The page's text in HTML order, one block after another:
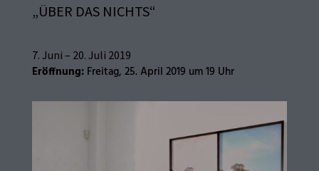
„ÜBER DAS NICHTS“
7. Juni – 20. Juli 2019
Eröffnung:Freitag, 25. April 2019 um 19 Uhr